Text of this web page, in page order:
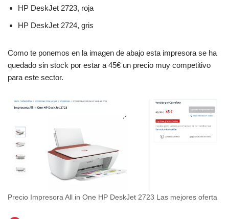
HP DeskJet 2723, roja
HP DeskJet 2724, gris
Como te ponemos en la imagen de abajo esta impresora se ha
quedado sin stock por estar a 45€ un precio muy competitivo
para este sector.
Precio Impresora All in One HP DeskJet 2723 Las mejores oferta